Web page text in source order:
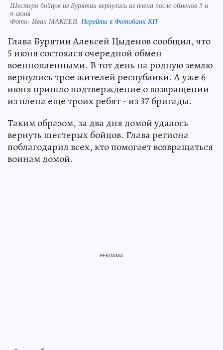
Шестеро бойцов из Бурятии вернулись из плена после обменов 5 и
6 июня
Фото: Иван МАКЕЕВ. Перейти в Фотобанк КП
Глава Бурятии Алексей Цыденов сообщил, что
5 июня состоялся очередной обмен
военнопленными. В тот день на родную землю
вернулись трое жителей республики. А уже 6
июня пришло подтверждение о возвращении
из плена еще троих ребят - из 37 бригады.
Таким образом, за два дня домой удалось
вернуть шестерых бойцов. Глава региона
поблагодарил всех, кто помогает возвращаться
воинам домой.